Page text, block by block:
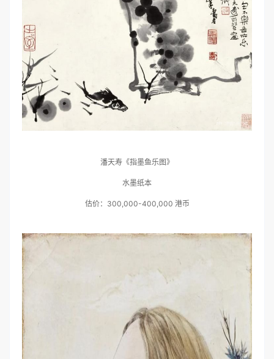
潘天寿《指墨鱼乐图》
水墨纸本
估价：300,000-400,000 港币